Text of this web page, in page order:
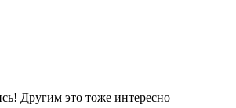
Другим это тоже интересно